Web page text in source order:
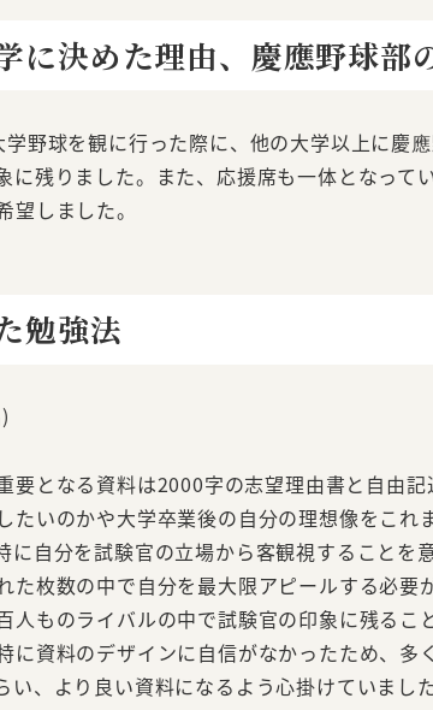
に決めた理由、慶應野球部
野球を観に行った際に、他の大学以上に慶
に残りました。また、応援席も一体となって
望しました。
勉強法
要となる資料は2000字の志望理由書と自由
たいのかや大学卒業後の自分の理想像をこ
に自分を試験官の立場から客観視することを
た枚数の中で自分を最大限アピールする必要
人ものライバルの中で試験官の印象に残るこ
に資料のデザインに自信がなかったため、
い、より良い資料になるよう心掛けていました